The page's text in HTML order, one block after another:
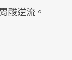
酸逆流。